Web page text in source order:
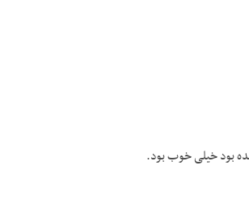
بود خیلی خوب بود.